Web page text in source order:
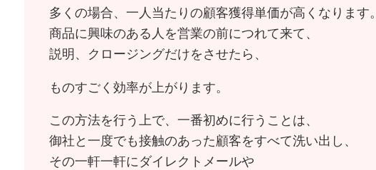
多くの場合、一人当たりの顧客獲得単価が高くなります。
商品に興味のある人を営業の前につれて来て、
説明、クロージングだけをさせたら、
ものすごく効率が上がります。
この方法を行う上で、一番初めに行うことは、
御社と一度でも接触のあった顧客をすべて洗い出し、
その一軒一軒にダイレクトメールや